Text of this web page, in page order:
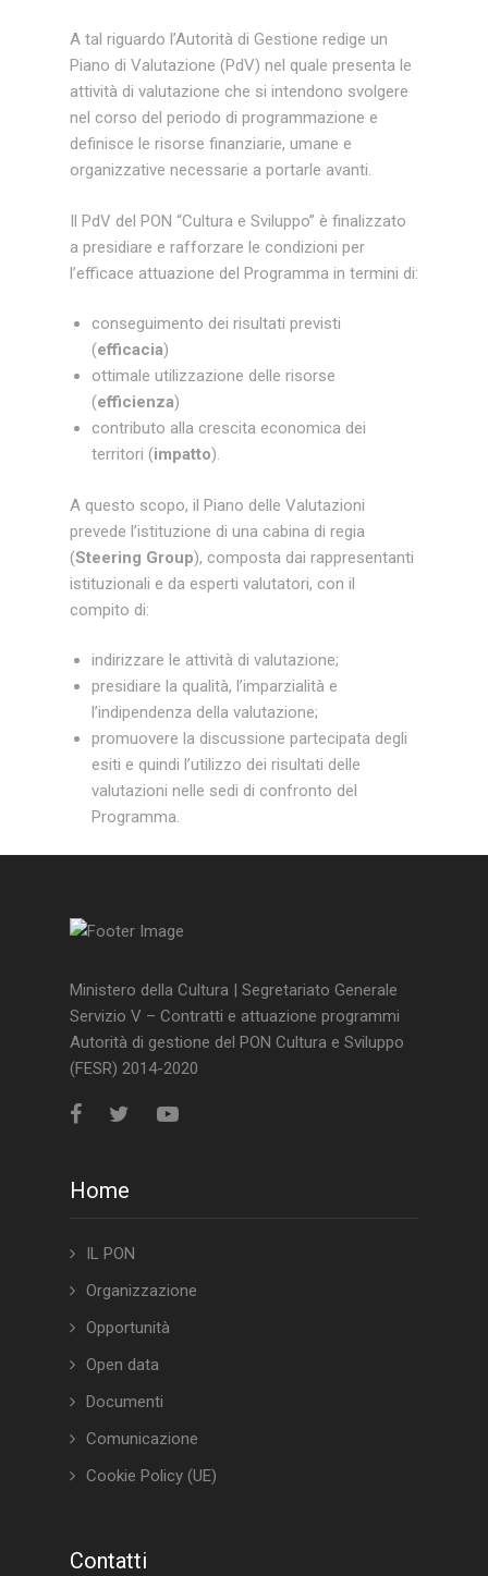
A tal riguardo l’Autorità di Gestione redige un
Piano di Valutazione (PdV) nel quale presenta le
attività di valutazione che si intendono svolgere
nel corso del periodo di programmazione e
definisce le risorse finanziarie, umane e
organizzative necessarie a portarle avanti.
Il PdV del PON “Cultura e Sviluppo” è finalizzato
a presidiare e rafforzare le condizioni per
l’efficace attuazione del Programma in termini di:
conseguimento dei risultati previsti
(efficacia)
ottimale utilizzazione delle risorse
(efficienza)
contributo alla crescita economica dei
territori (impatto).
A questo scopo, il Piano delle Valutazioni
prevede l’istituzione di una cabina di regia
(Steering Group), composta dai rappresentanti
istituzionali e da esperti valutatori, con il
compito di:
indirizzare le attività di valutazione;
presidiare la qualità, l’imparzialità e
l’indipendenza della valutazione;
promuovere la discussione partecipata degli
esiti e quindi l’utilizzo dei risultati delle
valutazioni nelle sedi di confronto del
Programma.
Ministero della Cultura | Segretariato Generale
Servizio V – Contratti e attuazione programmi
Autorità di gestione del PON Cultura e Sviluppo
(FESR) 2014-2020
Home
IL PON
Organizzazione
Opportunità
Open data
Documenti
Comunicazione
Cookie Policy (UE)
Contatti